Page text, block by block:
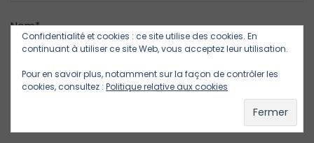
Nom*
E-mail*
Confidentialité et cookies : ce site utilise des cookies. En
continuant à utiliser ce site Web, vous acceptez leur utilisation.
Pour en savoir plus, notamment sur la façon de contrôler les
cookies, consultez : Politique relative aux cookies